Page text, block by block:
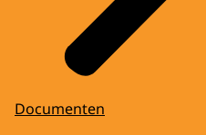
Documenten